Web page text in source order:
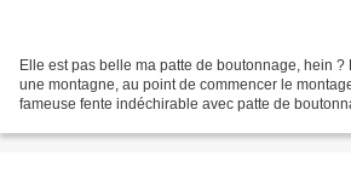
Elle est pas belle ma patte de boutonnage, hein
une montagne, au point de commencer le
fameuse fente indéchirable avec patte de